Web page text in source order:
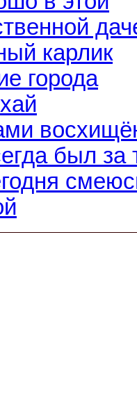
карлик
города
был за